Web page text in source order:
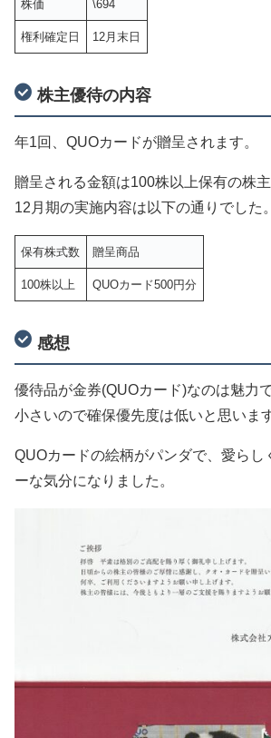
株価 \694
権利確定日 12月末日
株主優待の内容
年1回、QUOカードが贈呈されます。
贈呈される金額は100株以上保有の株
12月期の実施内容は以下の通りでした。
保有株式数 贈呈商品
100株以上 QUOカード500円分
感想
優待品が金券(QUOカード)なのは魅力
小さいので確保優先度は低いと思います
QUOカードの絵柄がパンダで、愛らし
ーな気分になりました。